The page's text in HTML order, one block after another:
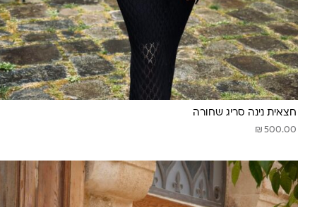
חצאית נינה סריג שחורה
₪ 500.00